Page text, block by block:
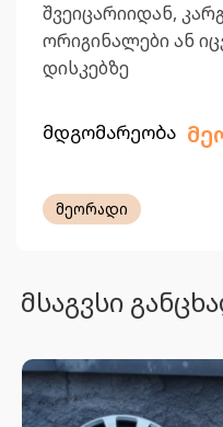
შვეიცარიიდან,
ორიგინალები ან
დისკებზე
მდგომარეობა
მეორადი
მსაგვსი